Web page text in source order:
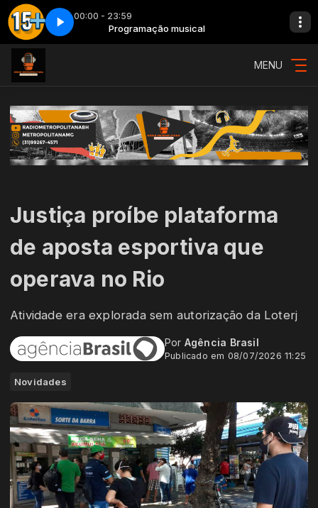
00:00 - 23:59
Programação musical
As 15 mais - Parte 1
MENU
Justiça proíbe plataforma
de aposta esportiva que
operava no Rio
Atividade era explorada sem autorização da Loterj
Por Agência Brasil
Publicado em 08/07/2026 11:25
Novidades